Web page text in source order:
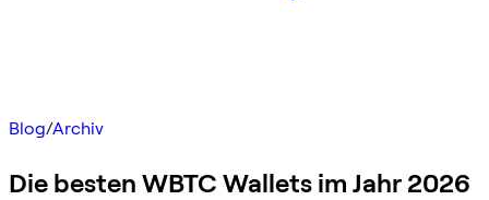
Blog/Archiv
Die besten WBTC Wallets im Jahr 2026